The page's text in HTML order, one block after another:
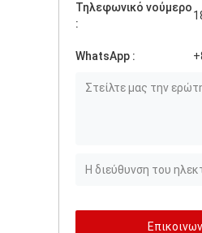
Τηλεφωνικό νούμερο
:
WhatsApp :